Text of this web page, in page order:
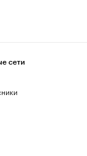
сети